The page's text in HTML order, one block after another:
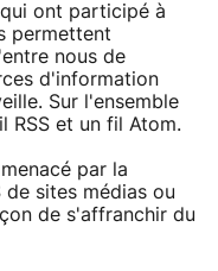
ont participé à
permettent
nous de
d'information
Sur l'ensemble
RSS et un fil Atom.
par la
de sites médias ou
de s'affranchir du